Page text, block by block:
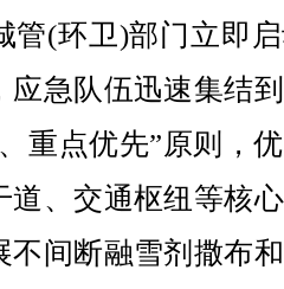
管(环卫)部门立即
应急队伍迅速集结
重点优先”原则，
道、交通枢纽等核
不间断融雪剂撒布